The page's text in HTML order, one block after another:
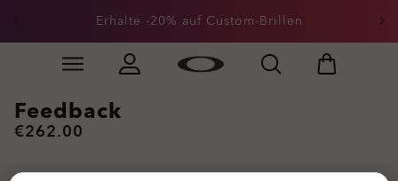
Skip to
Erhalte -20% auf Custom-Brillen
Slide 1 of 3. Erhalte -20% auf Custom-Brillen
Feedback
€262.00